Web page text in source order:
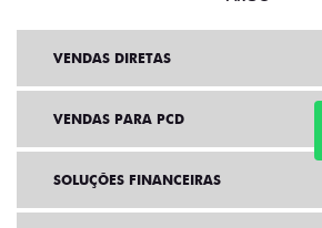
VENDAS DIRETAS
VENDAS PARA PCD
SOLUÇÕES FINANCEIRAS